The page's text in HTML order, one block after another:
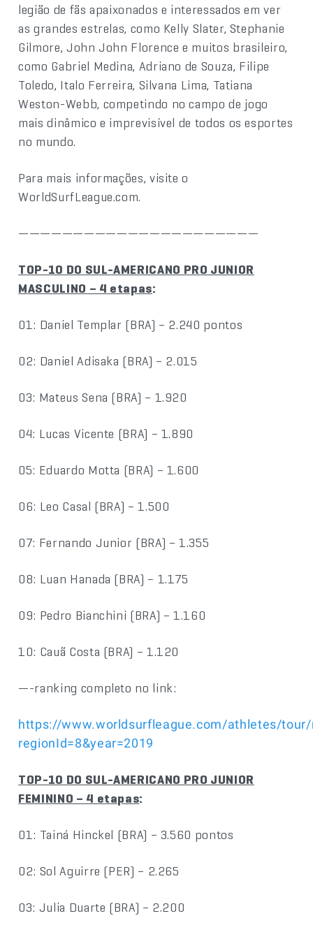
legião de fãs apaixonados e interessados em ver
as grandes estrelas, como Kelly Slater, Stephanie
Gilmore, John John Florence e muitos brasileiro,
como Gabriel Medina, Adriano de Souza, Filipe
Toledo, Italo Ferreira, Silvana Lima, Tatiana
Weston-Webb, competindo no campo de jogo
mais dinâmico e imprevisível de todos os esportes
no mundo.
Para mais informações, visite o
WorldSurfLeague.com.
——————————————————————
TOP-10 DO SUL-AMERICANO PRO JUNIOR
MASCULINO – 4 etapas:
01: Daniel Templar (BRA) – 2.240 pontos
02: Daniel Adisaka (BRA) – 2.015
03: Mateus Sena (BRA) – 1.920
04: Lucas Vicente (BRA) – 1.890
05: Eduardo Motta (BRA) – 1.600
06: Leo Casal (BRA) – 1.500
07: Fernando Junior (BRA) – 1.355
08: Luan Hanada (BRA) – 1.175
09: Pedro Bianchini (BRA) – 1.160
10: Cauã Costa (BRA) – 1.120
—-ranking completo no link:
https://www.worldsurfleague.com/athletes/tour/
regionId=8&year=2019
TOP-10 DO SUL-AMERICANO PRO JUNIOR
FEMININO – 4 etapas:
01: Tainá Hinckel (BRA) – 3.560 pontos
02: Sol Aguirre (PER) – 2.265
03: Julia Duarte (BRA) – 2.200